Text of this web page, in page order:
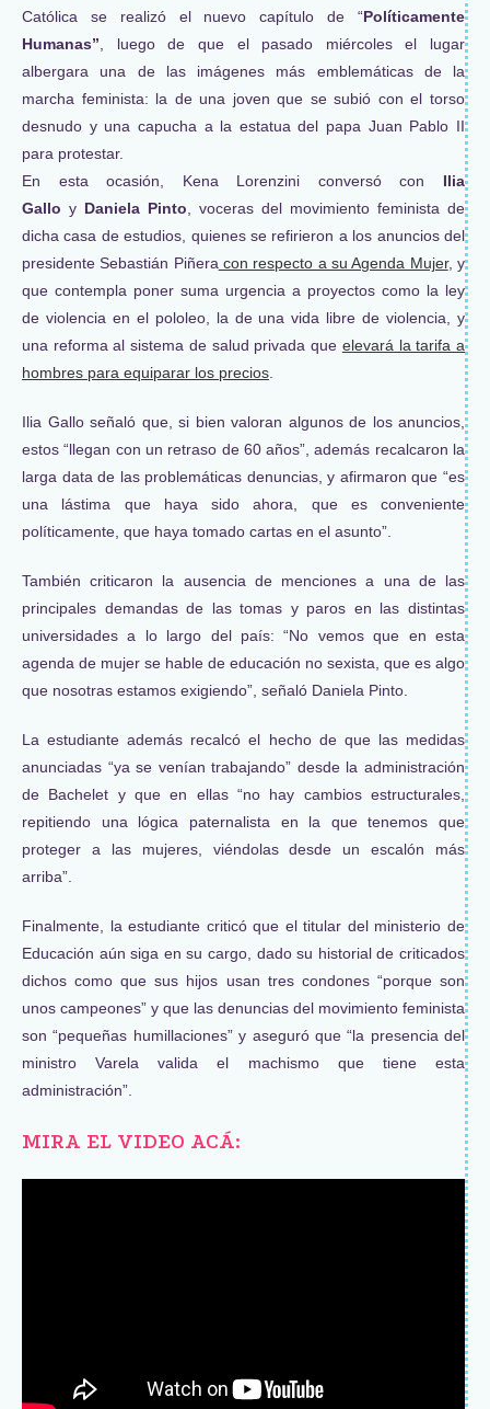
Católica se realizó el nuevo capítulo de “Políticamente
Humanas” , luego de que el pasado miércoles el lugar
albergara una de las imágenes más emblemáticas de la
marcha feminista: la de una joven que se subió con el torso
desnudo y una capucha a la estatua del papa Juan Pablo II
para protestar.
En esta ocasión, Kena Lorenzini conversó con Ilia
Gallo y Daniela Pinto , voceras del movimiento feminista de
dicha casa de estudios, quienes se refirieron a los anuncios del
presidente Sebastián Piñera con respecto a su Agenda Mujer, y
que contempla poner suma urgencia a proyectos como la ley
de violencia en el pololeo, la de una vida libre de violencia, y
una reforma al sistema de salud privada que elevará la tarifa a
hombres para equiparar los precios
Ilia Gallo señaló que, si bien valoran algunos de los anuncios,
estos “llegan con un retraso de 60 años”, además recalcaron la
larga data de las problemáticas denuncias, y afirmaron que “es
una lástima que haya sido ahora, que es conveniente
políticamente, que haya tomado cartas en el asunto”.
También criticaron la ausencia de menciones a una de las
principales demandas de las tomas y paros en las distintas
universidades a lo largo del país: “No vemos que en esta
agenda de mujer se hable de educación no sexista, que es algo
que nosotras estamos exigiendo”, señaló Daniela Pinto.
La estudiante además recalcó el hecho de que las medidas
anunciadas “ya se venían trabajando” desde la administración
de Bachelet y que en ellas “no hay cambios estructurales,
repitiendo una lógica paternalista en la que tenemos que
proteger a las mujeres, viéndolas desde un escalón más
arriba”.
Finalmente, la estudiante criticó que el titular del ministerio de
Educación aún siga en su cargo, dado su historial de criticados
dichos como que sus hijos usan tres condones “porque son
unos campeones” y que las denuncias del movimiento feminista
son “pequeñas humillaciones” y aseguró que “la presencia del
ministro Varela valida el machismo que tiene esta
administración”.
MIRA EL VIDEO ACÁ: